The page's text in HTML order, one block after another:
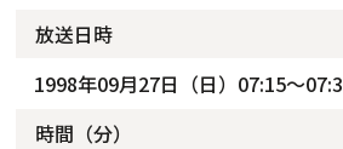
放送日時
1998年09月27日（日）07:15～
時間（分）